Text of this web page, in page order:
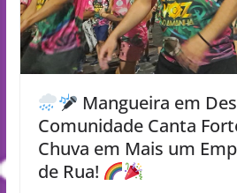
Mangueira em
Comunidade Canta
Chuva em Mais um
de Rua!